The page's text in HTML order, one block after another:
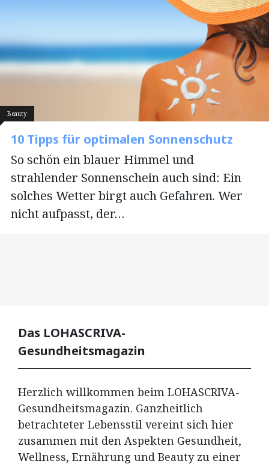
Beauty
10 Tipps für optimalen Sonnenschutz
So schön ein blauer Himmel und
strahlender Sonnenschein auch sind: Ein
solches Wetter birgt auch Gefahren. Wer
nicht aufpasst, der…
Das LOHASCRIVA-
Gesundheitsmagazin
Herzlich willkommen beim LOHASCRIVA-
Gesundheitsmagazin. Ganzheitlich
betrachteter Lebensstil vereint sich hier
zusammen mit den Aspekten Gesundheit,
Wellness, Ernährung und Beauty zu einer